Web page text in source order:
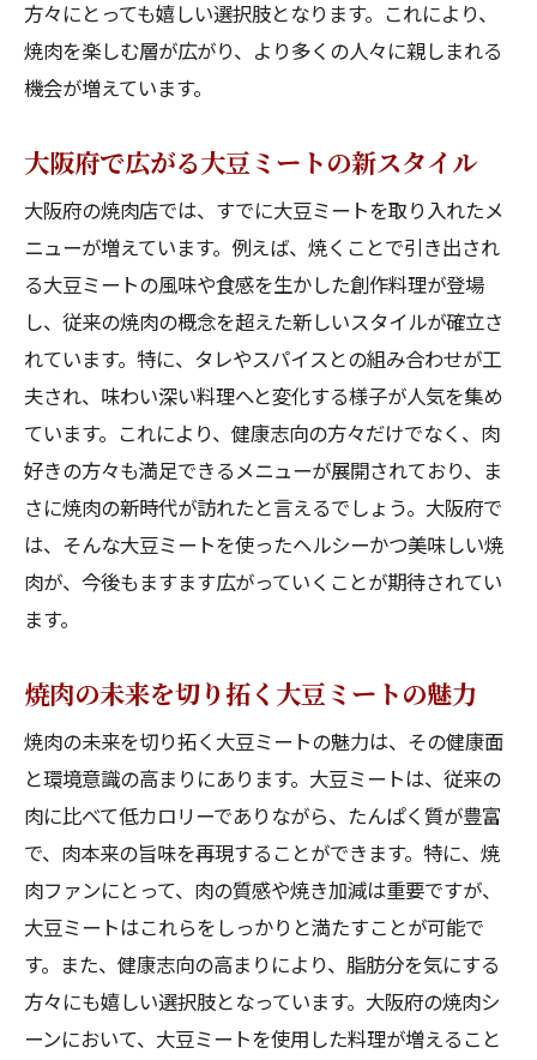
方々にとっても嬉しい選択肢となります。これにより、
焼肉を楽しむ層が広がり、より多くの人々に親しまれる
機会が増えています。
大阪府で広がる大豆ミートの新スタイル
大阪府の焼肉店では、すでに大豆ミートを取り入れたメ
ニューが増えています。例えば、焼くことで引き出され
る大豆ミートの風味や食感を生かした創作料理が登場
し、従来の焼肉の概念を超えた新しいスタイルが確立さ
れています。特に、タレやスパイスとの組み合わせが工
夫され、味わい深い料理へと変化する様子が人気を集め
ています。これにより、健康志向の方々だけでなく、肉
好きの方々も満足できるメニューが展開されており、ま
さに焼肉の新時代が訪れたと言えるでしょう。大阪府で
は、そんな大豆ミートを使ったヘルシーかつ美味しい焼
肉が、今後もますます広がっていくことが期待されてい
ます。
焼肉の未来を切り拓く大豆ミートの魅力
焼肉の未来を切り拓く大豆ミートの魅力は、その健康面
と環境意識の高まりにあります。大豆ミートは、従来の
肉に比べて低カロリーでありながら、たんぱく質が豊富
で、肉本来の旨味を再現することができます。特に、焼
肉ファンにとって、肉の質感や焼き加減は重要ですが、
大豆ミートはこれらをしっかりと満たすことが可能で
す。また、健康志向の高まりにより、脂肪分を気にする
方々にも嬉しい選択肢となっています。大阪府の焼肉シ
ーンにおいて、大豆ミートを使用した料理が増えること